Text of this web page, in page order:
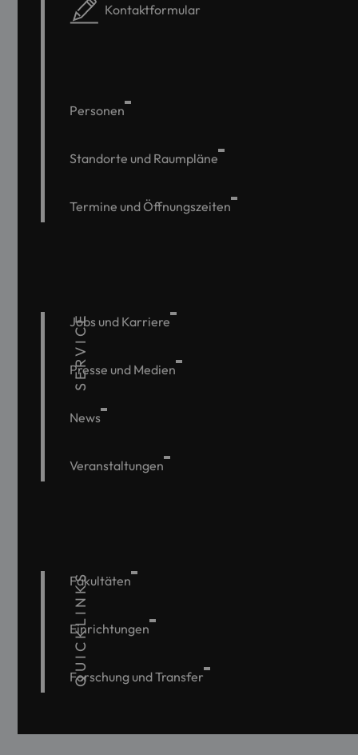
Kontaktformular
Personen
Standorte und Raumpläne
Termine und Öffnungszeiten
SERVICE
Jobs und Karriere
Presse und Medien
News
Veranstaltungen
QUICKLINKS
Fakultäten
Einrichtungen
Forschung und Transfer